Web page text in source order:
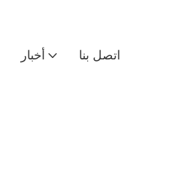
أخبار اتصل بنا